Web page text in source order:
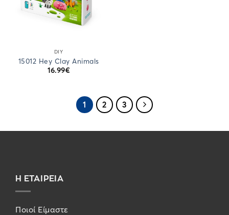
DIY
15012 Hey Clay Animals
16.99€
1 2 3
Η ΕΤΑΙΡΕΙΑ
Ποιοί Είμαστε